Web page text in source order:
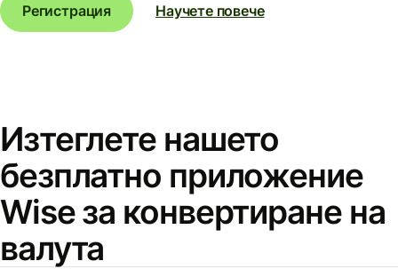
Регистрация
Научете повече
Изтеглете нашето
безплатно приложение
Wise за конвертиране на
валута